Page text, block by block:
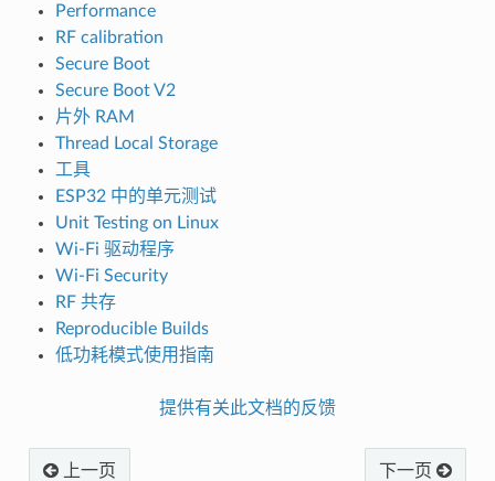
Performance
RF calibration
Secure Boot
Secure Boot V2
片外 RAM
Thread Local Storage
工具
ESP32 中的单元测试
Unit Testing on Linux
Wi-Fi 驱动程序
Wi-Fi Security
RF 共存
Reproducible Builds
低功耗模式使用指南
提供有关此文档的反馈
上一页 下一页